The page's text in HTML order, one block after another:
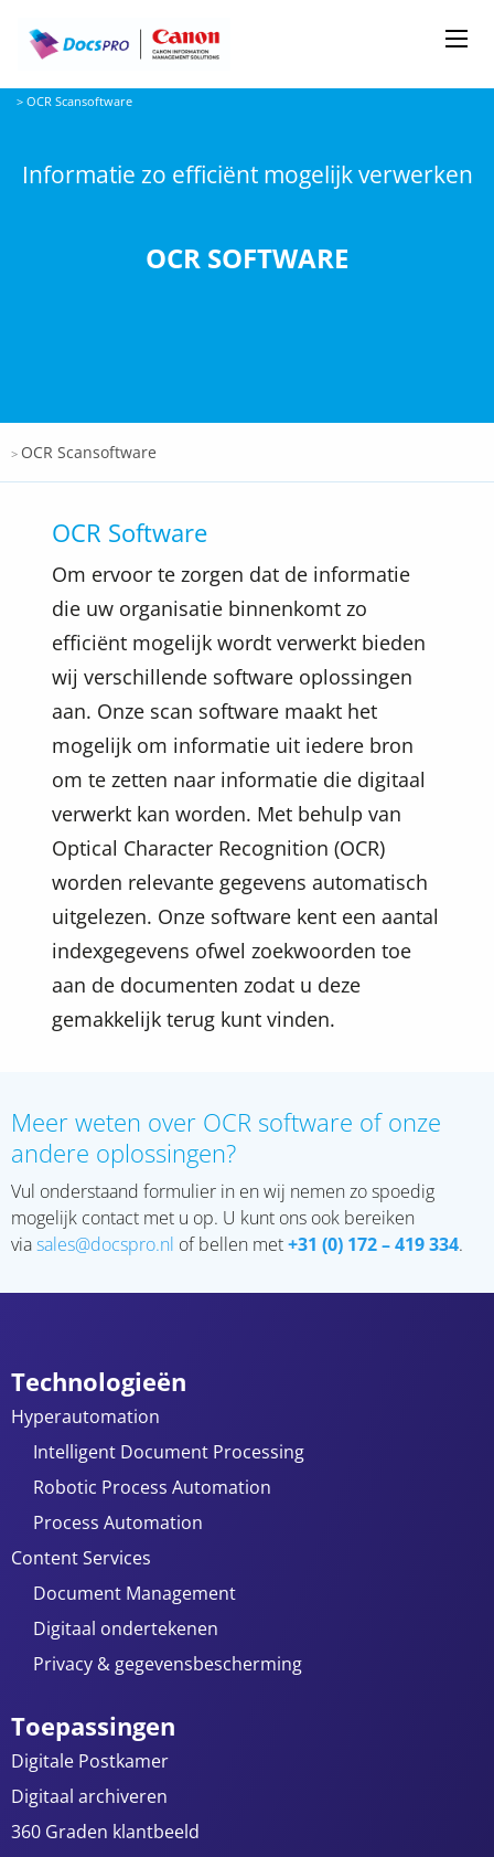
Docspro
> OCR Scansoftware
Informatie zo efficiënt mogelijk verwerken
OCR SOFTWARE
Docspro
> OCR Scansoftware
OCR Software
Om ervoor te zorgen dat de informatie
die uw organisatie binnenkomt zo
efficiënt mogelijk wordt verwerkt bieden
wij verschillende software oplossingen
aan. Onze scan software maakt het
mogelijk om informatie uit iedere bron
om te zetten naar informatie die digitaal
verwerkt kan worden. Met behulp van
Optical Character Recognition (OCR)
worden relevante gegevens automatisch
uitgelezen. Onze software kent een aantal
indexgegevens ofwel zoekwoorden toe
aan de documenten zodat u deze
gemakkelijk terug kunt vinden.
Meer weten over OCR software of onze
andere oplossingen?
Vul onderstaand formulier in en wij nemen zo spoedig
mogelijk contact met u op. U kunt ons ook bereiken
viasales@docspro.nl of bellen met+31 (0) 172 – 419334.
Technologieën
Hyperautomation
Intelligent Document Processing
Robotic Process Automation
Process Automation
Content Services
Document Management
Digitaal ondertekenen
Privacy & gegevensbescherming
Toepassingen
Digitale Postkamer
Digitaal archiveren
360 Graden klantbeeld